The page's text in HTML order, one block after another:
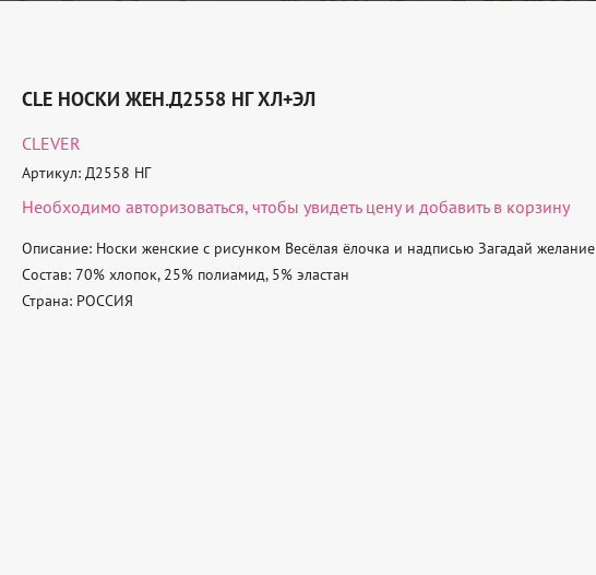
CLE НОСКИ ЖЕН.Д2558 НГ ХЛ+ЭЛ
CLEVER
Артикул: Д2558 НГ
Необходимо авторизоваться, чтобы увидеть цену и добавить в корзину
Описание: Носки женские с рисунком Весёлая ёлочка и надписью Загадай желание
Состав: 70% хлопок, 25% полиамид, 5% эластан
Страна: РОССИЯ